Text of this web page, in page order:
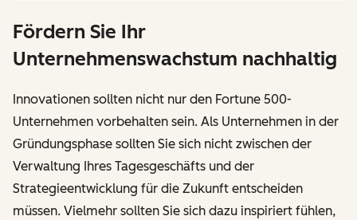
Fördern Sie Ihr
Unternehmenswachstum nachhaltig
Innovationen sollten nicht nur den Fortune 500-
Unternehmen vorbehalten sein. Als Unternehmen in der
Gründungsphase sollten Sie sich nicht zwischen der
Verwaltung Ihres Tagesgeschäfts und der
Strategieentwicklung für die Zukunft entscheiden
müssen. Vielmehr sollten Sie sich dazu inspiriert fühlen,